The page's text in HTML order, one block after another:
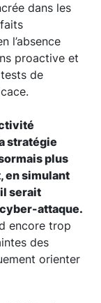
dans les
l’absence
proactive et
de
stratégie
plus
en simulant
serait
attaque.
encore trop
des
orienter